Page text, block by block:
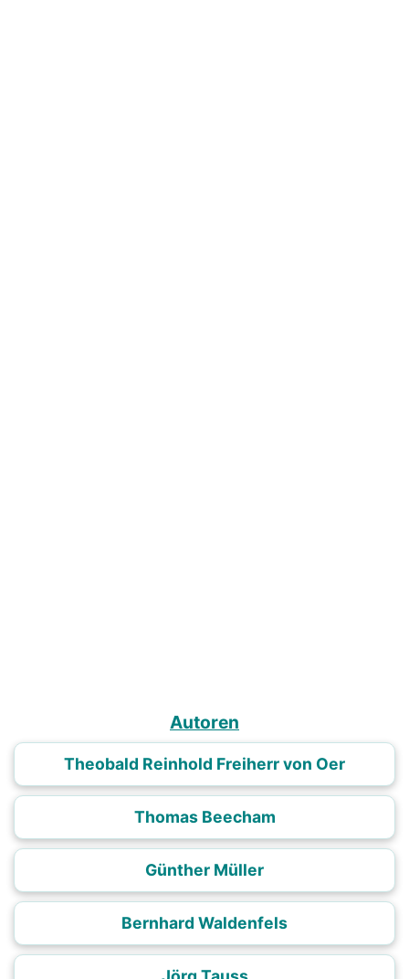
Autoren
Theobald Reinhold Freiherr von Oer
Thomas Beecham
Günther Müller
Bernhard Waldenfels